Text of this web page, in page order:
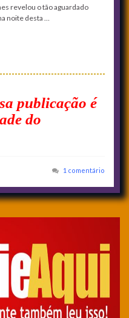
revelou o tão aguardado
noite desta …
publicação é
do
1 comentário